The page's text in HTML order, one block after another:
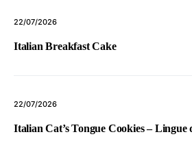
22/07/2026
Italian Breakfast Cake
22/07/2026
Italian Cat’s Tongue Cookies – Lingue